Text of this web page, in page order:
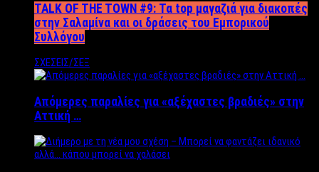
TALK OF THE TOWN #9: Τα top μαγαζιά για διακοπές
στην Σαλαμίνα και οι δράσεις του Εμπορικού
Συλλόγου
ΣΧΕΣΕΙΣ/ΣΕΞ
Απόμερες παραλίες για «αξέχαστες βραδιές» στην
Αττική …